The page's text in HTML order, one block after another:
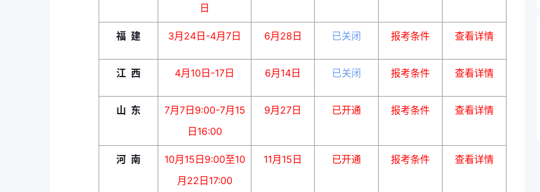
日
福 建 3月24日-4月7日 6月28日 已关闭 报考条件 查看详情
江 西 4月10日-17日 6月14日 已关闭 报考条件 查看详情
山 东
7月7日9:00-7月15
日16:00
9月27日 已开通 报考条件 查看详情
河 南
10月15日9:00至10
月22日17:00
11月15日 已开通 报考条件 查看详情